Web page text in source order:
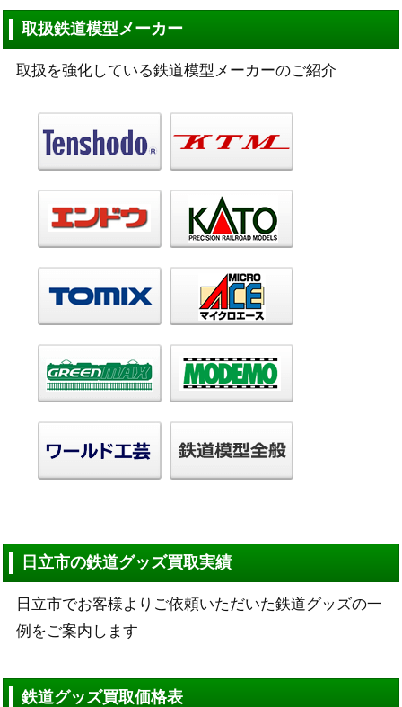
取扱鉄道模型メーカー
取扱を強化している鉄道模型メーカーのご紹介
日立市の鉄道グッズ買取実績
日立市でお客様よりご依頼いただいた鉄道グッズの一
例をご案内します
鉄道グッズ買取価格表